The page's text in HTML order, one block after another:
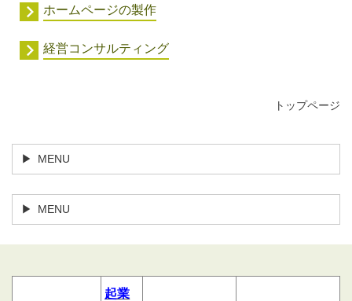
ホームページの製作
経営コンサルティング
トップページ
MENU
MENU
起業